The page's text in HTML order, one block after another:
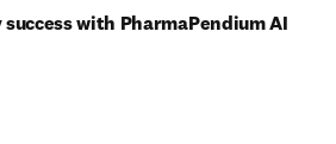
with PharmaPendium AI